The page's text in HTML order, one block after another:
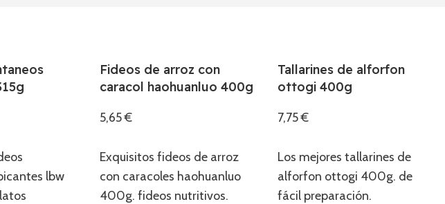
lbw
Fideos de arroz con
caracol haohuanluo 400g
5,65€
Exquisitos fideos de arroz
con caracoles haohuanluo
400g. fideos nutritivos.
Tallarines de alforfon
ottogi 400g
7,75€
Los mejores tallarines de
alforfon ottogi 400g. de
fácil preparación.